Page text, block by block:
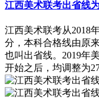
江西美术联考出省线
江西美术联考从2018
分，本科合格线由原
也叫出省线。2019年
开始之后，均调整为